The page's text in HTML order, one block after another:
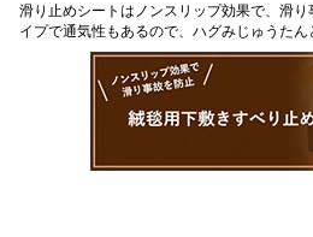
滑り止めシートはノンスリップ効果で、滑
イプで通気性もあるので、ハグみじゅうたん